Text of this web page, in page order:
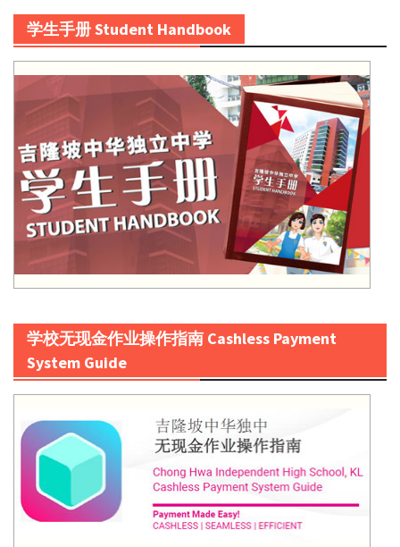
学生手册 Student Handbook
学校无现金作业操作指南 Cashless Payment
System Guide